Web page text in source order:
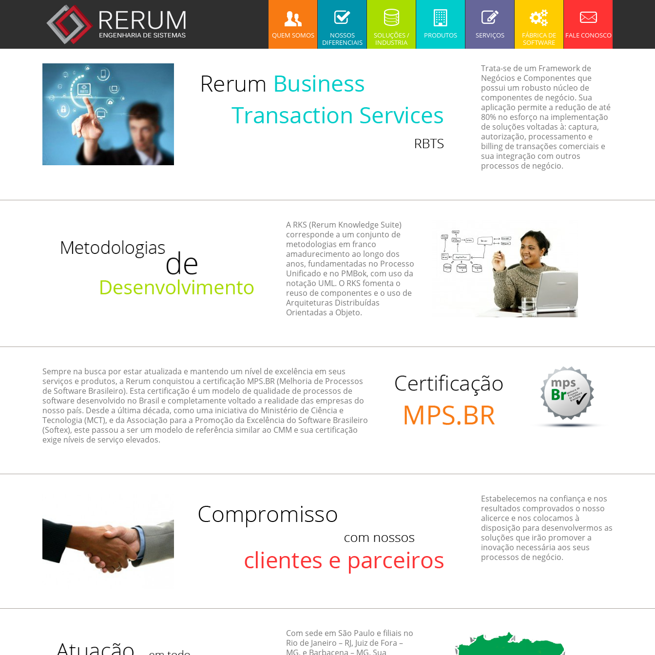
QUEM SOMOS
NOSSOS
DIFERENCIAIS
SOLUÇÕES /
INDUSTRIA
PRODUTOS SERVIÇOS
FÁBRICA DE
SOFTWARE
FALE CONOSCO
Trata-se de um Framework de
Negócios e Componentes que
possui um robusto núcleo de
componentes de negócio. Sua
aplicação permite a redução de até
80% no esforço na implementação
de soluções voltadas à: captura,
autorização, processamento e
billing de transações comerciais e
sua integração com outros
processos de negócio.
A RKS (Rerum Knowledge Suite)
corresponde a um conjunto de
metodologias em franco
amadurecimento ao longo dos
anos, fundamentadas no Processo
Unificado e no PMBok, com uso da
notação UML. O RKS fomenta o
reuso de componentes e o uso de
Arquiteturas Distribuídas
Orientadas a Objeto.
Sempre na busca por estar atualizada e mantendo um nível de excelência em seus
serviços e produtos, a Rerum conquistou a certificação MPS.BR (Melhoria de Processos
de Software Brasileiro). Esta certificação é um modelo de qualidade de processos de
software desenvolvido no Brasil e completamente voltado a realidade das empresas do
nosso país. Desde a última década, como uma iniciativa do Ministério de Ciência e
Tecnologia (MCT), e da Associação para a Promoção da Excelência do Software Brasileiro
(Softex), este passou a ser um modelo de referência similar ao CMM e sua certificação
exige níveis de serviço elevados.
Estabelecemos na confiança e nos
resultados comprovados o nosso
alicerce e nos colocamos à
disposição para desenvolvermos as
soluções que irão promover a
inovação necessária aos seus
processos de negócio.
Com sede em São Paulo e filiais no
Rio de Janeiro – RJ, Juiz de Fora –
MG, e Barbacena – MG. Sua